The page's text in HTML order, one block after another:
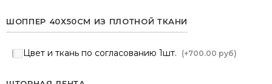
ШОППЕР 40Х50СМ ИЗ ПЛОТНОЙ ТКАНИ
Цвет и ткань по согласованию 1шт. (+700.00 руб)